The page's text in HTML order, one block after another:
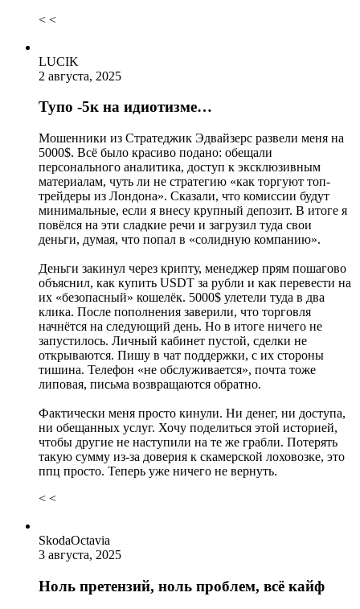
< <
LUCIK
2 августа, 2025
Тупо -5к на идиотизме…
Мошенники из Стратеджик Эдвайзерс развели меня на
5000$. Всё было красиво подано: обещали
персонального аналитика, доступ к эксклюзивным
материалам, чуть ли не стратегию «как торгуют топ-
трейдеры из Лондона». Сказали, что комиссии будут
минимальные, если я внесу крупный депозит. В итоге я
повёлся на эти сладкие речи и загрузил туда свои
деньги, думая, что попал в «солидную компанию».
Деньги закинул через крипту, менеджер прям пошагово
объяснил, как купить USDT за рубли и как перевести на
их «безопасный» кошелёк. 5000$ улетели туда в два
клика. После пополнения заверили, что торговля
начнётся на следующий день. Но в итоге ничего не
запустилось. Личный кабинет пустой, сделки не
открываются. Пишу в чат поддержки, с их стороны
тишина. Телефон «не обслуживается», почта тоже
липовая, письма возвращаются обратно.
Фактически меня просто кинули. Ни денег, ни доступа,
ни обещанных услуг. Хочу поделиться этой историей,
чтобы другие не наступили на те же грабли. Потерять
такую сумму из-за доверия к скамерской лоховозке, это
ппц просто. Теперь уже ничего не вернуть.
< <
SkodaOctavia
3 августа, 2025
Ноль претензий, ноль проблем, всё кайф